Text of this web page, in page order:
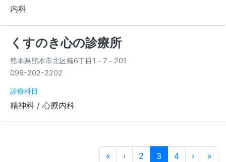
内科
くすのき心の診療所
熊本県熊本市北区楠6丁目1－7－201
096-202-2202
診療科目
精神科 / 心療内科
« ‹ 2 3 4 › »